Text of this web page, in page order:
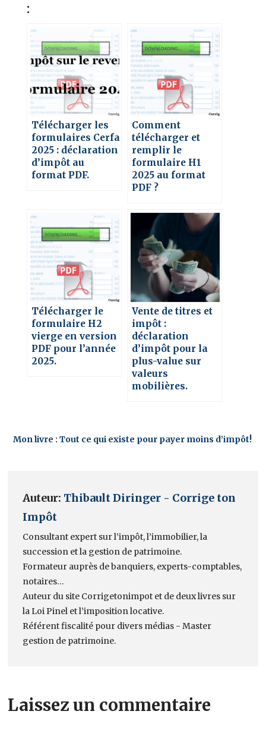
:
Télécharger les
formulaires Cerfa
2025 : déclaration
d’impôt au
format PDF.
Comment
télécharger et
remplir le
formulaire H1
2025 au format
PDF ?
Télécharger le
formulaire H2
vierge en version
PDF pour l’année
2025.
Vente de titres et
impôt :
déclaration
d’impôt pour la
plus-value sur
valeurs
mobilières.
Mon livre : Tout ce qui existe pour payer moins d’impôt!
Auteur: Thibault Diringer - Corrige ton
Impôt
Consultant expert sur l’impôt, l’immobilier, la
succession et la gestion de patrimoine.
Formateur auprès de banquiers, experts-comptables,
notaires…
Auteur du site Corrigetonimpot et de deux livres sur
la Loi Pinel et l’imposition locative.
Référent fiscalité pour divers médias - Master
gestion de patrimoine.
Laissez un commentaire